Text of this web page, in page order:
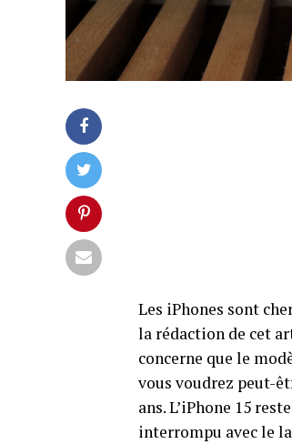
Les iPhones sont
la rédaction de cet
concerne que le
vous voudrez peut-
ans. L’iPhone 15
interrompu avec le